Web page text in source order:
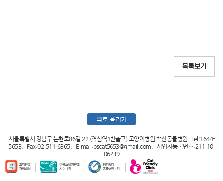
목록보기
위로 올리기
서울특별시 강남구 논현로86길 22 (역삼역1번출구) 고양이병원 백산동물병원 Tel:1644-
5653, Fax:02-511-6365, E-mail:bscat5653@gmail.com, 사업자등록번호:211-10-
06239